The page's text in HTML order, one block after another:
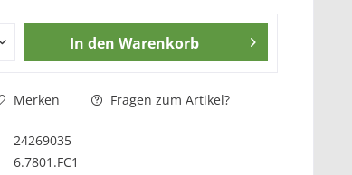
In den Warenkorb
Merken Fragen zum Artikel?
24269035
6.7801.FC1